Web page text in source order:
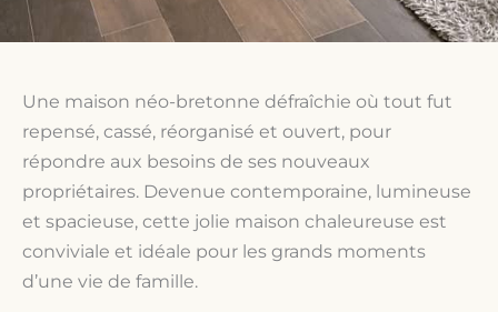
Une maison néo-bretonne défraîchie où tout fut
repensé, cassé, réorganisé et ouvert, pour
répondre aux besoins de ses nouveaux
propriétaires. Devenue contemporaine, lumineuse
et spacieuse, cette jolie maison chaleureuse est
conviviale et idéale pour les grands moments
d’une vie de famille.